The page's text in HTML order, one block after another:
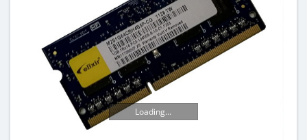
Loading...